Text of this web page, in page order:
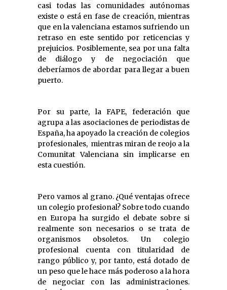
casi todas las comunidades autónomas
existe o está en fase de creación, mientras
que en la valenciana estamos sufriendo un
retraso en este sentido por reticencias y
prejuicios. Posiblemente, sea por una falta
de diálogo y de negociación que
deberíamos de abordar para llegar a buen
puerto.
Por su parte, la FAPE, federación que
agrupa a las asociaciones de periodistas de
España, ha apoyado la creación de colegios
profesionales, mientras miran de reojo a la
Comunitat Valenciana sin implicarse en
esta cuestión.
Pero vamos al grano. ¿Qué ventajas ofrece
un colegio profesional? Sobre todo cuando
en Europa ha surgido el debate sobre si
realmente son necesarios o se trata de
organismos obsoletos. Un colegio
profesional cuenta con titularidad de
rango público y, por tanto, está dotado de
un peso que le hace más poderoso a la hora
de negociar con las administraciones.